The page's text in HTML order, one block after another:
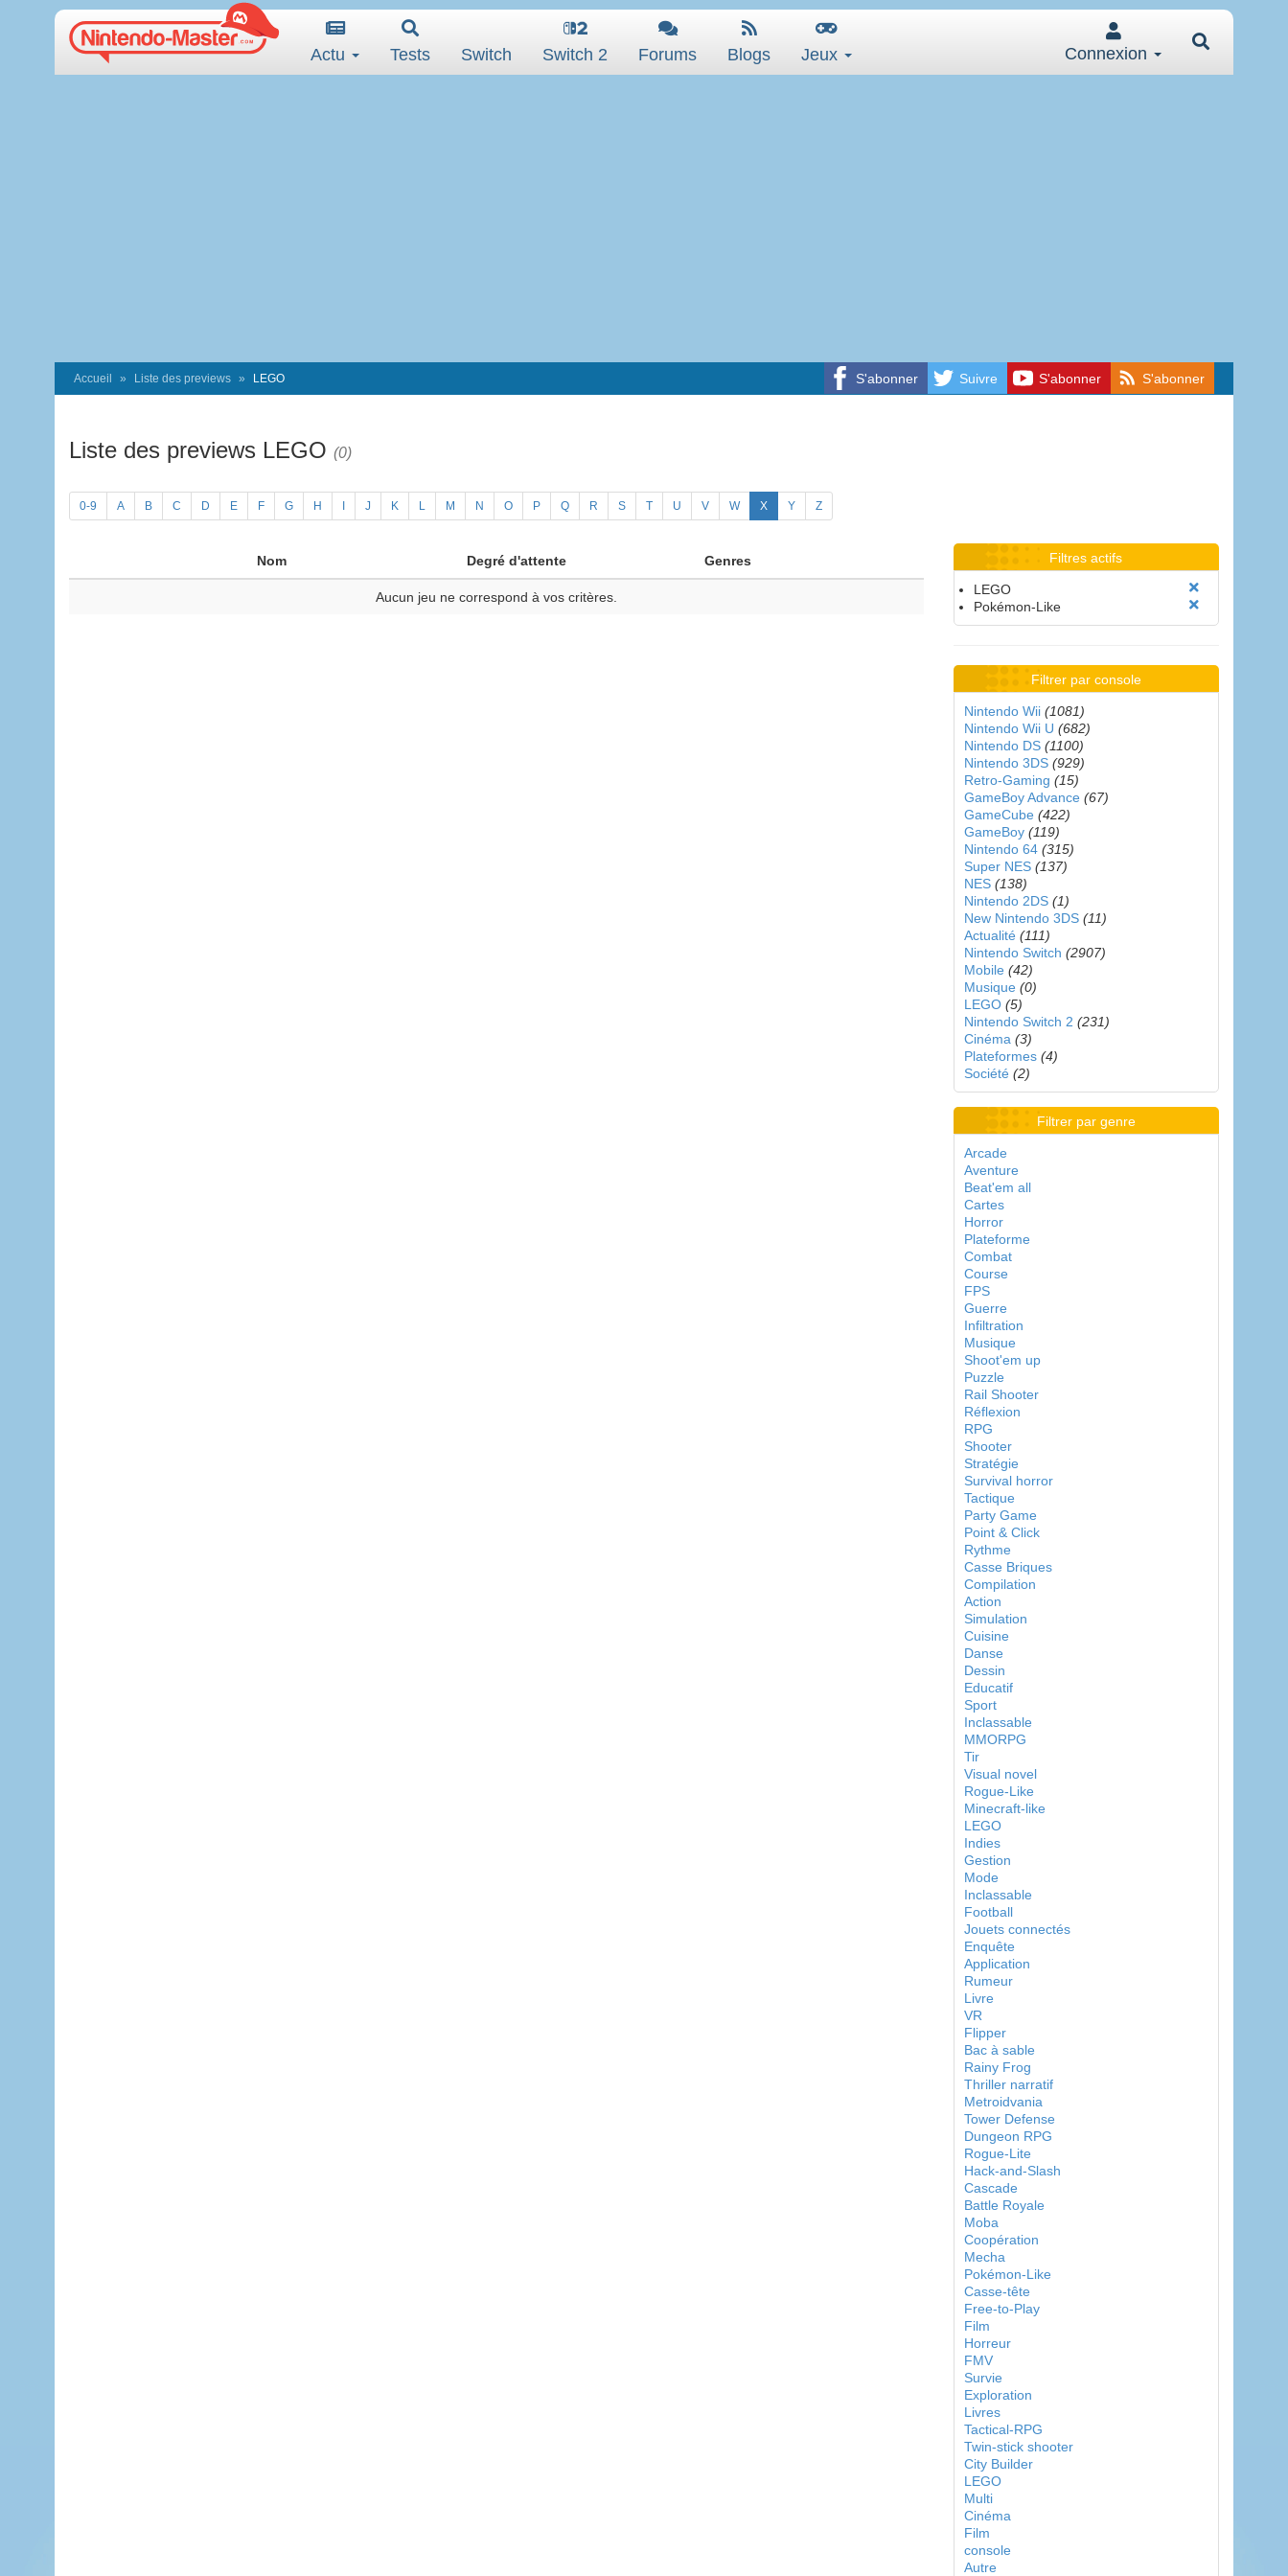
Actu Tests Switch Switch 2 Forums Blogs Jeux Connexion
S'abonner Suivre S'abonner S'abonner
Accueil Liste des previews LEGO
Liste des previews LEGO (0)
0-9 A B C D E F G H J K L M N O P Q R S T U V W X Y Z
Nom Degré d'attente Genres
Aucun jeu ne correspond à vos critères.
Filtres actifs
LEGO
Pokémon-Like
Filtrer par console
Nintendo Wii (1081)
Nintendo Wii U (682)
Nintendo DS (1100)
Nintendo 3DS (929)
Retro-Gaming (15)
GameBoy Advance (67)
GameCube (422)
GameBoy (119)
Nintendo 64 (315)
Super NES (137)
NES (138)
Nintendo 2DS (1)
New Nintendo 3DS (11)
Actualité (111)
Nintendo Switch (2907)
Mobile (42)
Musique (0)
LEGO (5)
Nintendo Switch 2 (231)
Cinéma (3)
Plateformes (4)
Société (2)
Filtrer par genre
Arcade
Aventure
Beat'em all
Cartes
Horror
Plateforme
Combat
Course
FPS
Guerre
Infiltration
Musique
Shoot'em up
Puzzle
Rail Shooter
Réflexion
RPG
Shooter
Stratégie
Survival horror
Tactique
Party Game
Point & Click
Rythme
Casse Briques
Compilation
Action
Simulation
Cuisine
Danse
Dessin
Educatif
Sport
Inclassable
MMORPG
Tir
Visual novel
Rogue-Like
Minecraft-like
LEGO
Indies
Gestion
Mode
Inclassable
Football
Jouets connectés
Enquête
Application
Rumeur
Livre
VR
Flipper
Bac à sable
Rainy Frog
Thriller narratif
Metroidvania
Tower Defense
Dungeon RPG
Rogue-Lite
Hack-and-Slash
Cascade
Battle Royale
Moba
Coopération
Mecha
Pokémon-Like
Casse-tête
Free-to-Play
Film
Horreur
FMV
Survie
Exploration
Livres
Tactical-RPG
Twin-stick shooter
City Builder
LEGO
Multi
Cinéma
Film
console
Autre